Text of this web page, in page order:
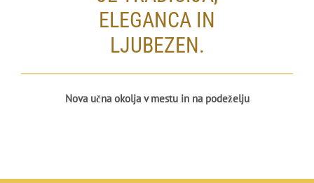
ELEGANCA IN
LJUBEZEN.
Nova učna okolja v mestu in na podeželju